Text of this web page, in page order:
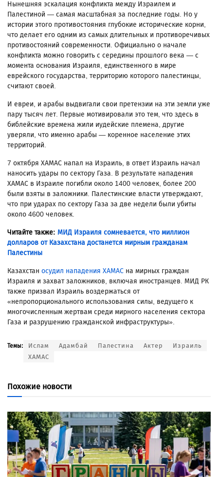
Нынешняя эскалация конфликта между Израилем и
Палестиной — самая масштабная за последние годы. Но у
истории этого противостояния глубокие исторические корни,
что делает его одним из самых длительных и противоречивых
противостояний современности. Официально о начале
конфликта можно говорить с середины прошлого века — с
момента основания Израиля, единственного в мире
еврейского государства, территорию которого палестинцы,
считают своей.
И евреи, и арабы выдвигали свои претензии на эти земли уже
пару тысяч лет. Первые мотивировали это тем, что здесь в
библейские времена жили иудейские племена, другие
уверяли, что именно арабы — коренное население этих
территорий.
7 октября ХАМАС напал на Израиль, в ответ Израиль начал
наносить удары по сектору Газа. В результате нападения
ХАМАС в Израиле погибли около 1400 человек, более 200
были взяты в заложники. Палестинские власти утверждают,
что при ударах по сектору Газа за две недели были убиты
около 4600 человек.
Читайте также: МИД Израиля сомневается, что миллион
долларов от Казахстана достанется мирным гражданам
Палестины
Казахстан осудил нападения ХАМАС на мирных граждан
Израиля и захват заложников, включая иностранцев. МИД РК
также призвал Израиль воздержаться от
«непропорционального использования силы, ведущего к
многочисленным жертвам среди мирного населения сектора
Газа и разрушению гражданской инфраструктуры».
Темы: Ислам Адамбай Палестина Актер
Израиль
ХАМАС
Похожие новости